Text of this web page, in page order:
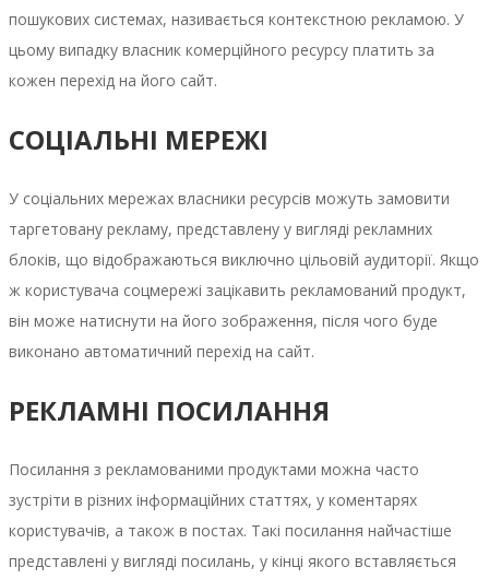
пошукових системах, називається контекстною рекламою. У
цьому випадку власник комерційного ресурсу платить за
кожен перехід на його сайт.
СОЦІАЛЬНІ МЕРЕЖІ
У соціальних мережах власники ресурсів можуть замовити
таргетовану рекламу, представлену у вигляді рекламних
блоків, що відображаються виключно цільовій аудиторії. Якщо
ж користувача соцмережі зацікавить рекламований продукт,
він може натиснути на його зображення, після чого буде
виконано автоматичний перехід на сайт.
РЕКЛАМНІ ПОСИЛАННЯ
Посилання з рекламованими продуктами можна часто
зустріти в різних інформаційних статтях, у коментарях
користувачів, а також в постах. Такі посилання найчастіше
представлені у вигляді посилань, у кінці якого вставляється